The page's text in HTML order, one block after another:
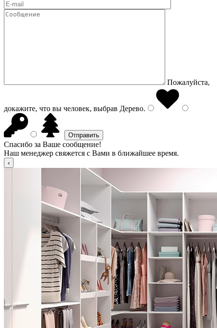
Пожалуйста,
докажите, что вы человек, выбрав Дерево.
Спасибо за Ваше сообщение!
Наш менеджер свяжется с Вами в ближайшее время.